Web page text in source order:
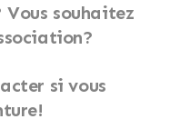
Vous souhaitez
si vous